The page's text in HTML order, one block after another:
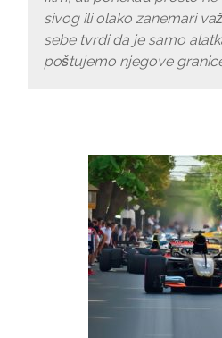
sivog ili olako zanemari
sebe tvrdi da je samo
poštujemo njegove